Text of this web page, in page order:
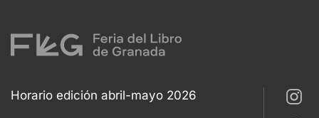
Horario edición abril-mayo 2026